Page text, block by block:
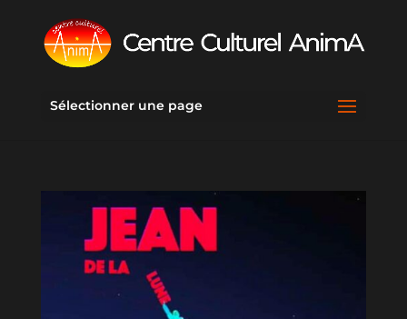
Sélectionner une page